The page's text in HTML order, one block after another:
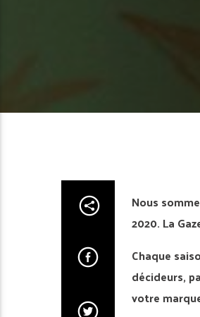
Nous
2020. La
Chaque
décideurs,
votre